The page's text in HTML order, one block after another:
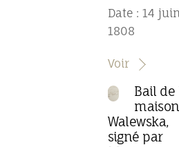
Date : 14
1808
Voir
Bail de
maison
Walewska,
signé par